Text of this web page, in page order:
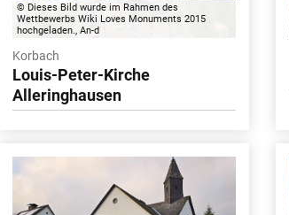
© Dieses Bild wurde im Rahmen des
Wettbewerbs Wiki Loves Monuments 2015
hochgeladen., An-d
Korbach
Louis-Peter-Kirche
Alleringhausen